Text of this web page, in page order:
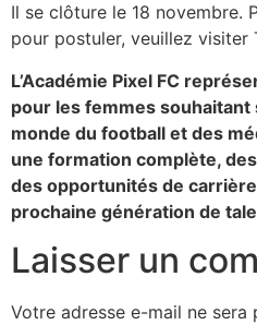
Il se clôture le 18 novembre.
pour postuler, veuillez visiter
L’Académie Pixel FC
pour les femmes souhaitant
monde du football et des
une formation complète,
des opportunités de
prochaine génération de
Laisser un
Votre adresse e-mail ne sera